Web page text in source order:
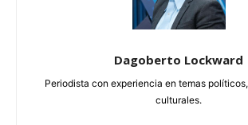
Dagoberto Lockward
Periodista con experiencia en temas
culturales.